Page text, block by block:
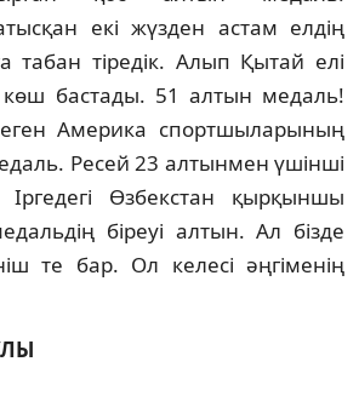
екi жүзден астам елдiң
табан тiредiк. Алып Қытай елi
бастады. 51 алтын медаль!
Америка спортшыларының
Ресей 23 алтынмен үшiншi
Өзбекстан қырқыншы
бiреуi алтын. Ал бiзде
те бар. Ол келесi әңгiменiң